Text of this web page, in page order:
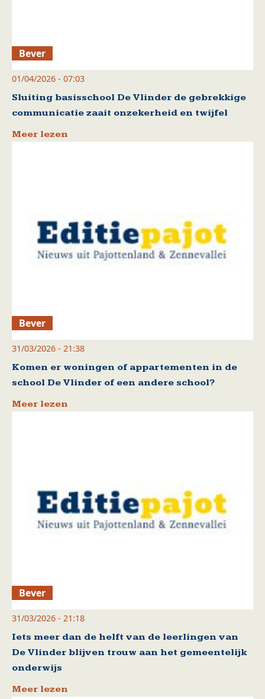
Bever
01/04/2026 - 07:03
Sluiting basisschool De Vlinder de gebrekkige
communicatie zaait onzekerheid en twijfel
Meer lezen
Bever
31/03/2026 - 21:38
Komen er woningen of appartementen in de
school De Vlinder of een andere school?
Meer lezen
Bever
31/03/2026 - 21:18
Iets meer dan de helft van de leerlingen van
De Vlinder blijven trouw aan het gemeentelijk
onderwijs
Meer lezen